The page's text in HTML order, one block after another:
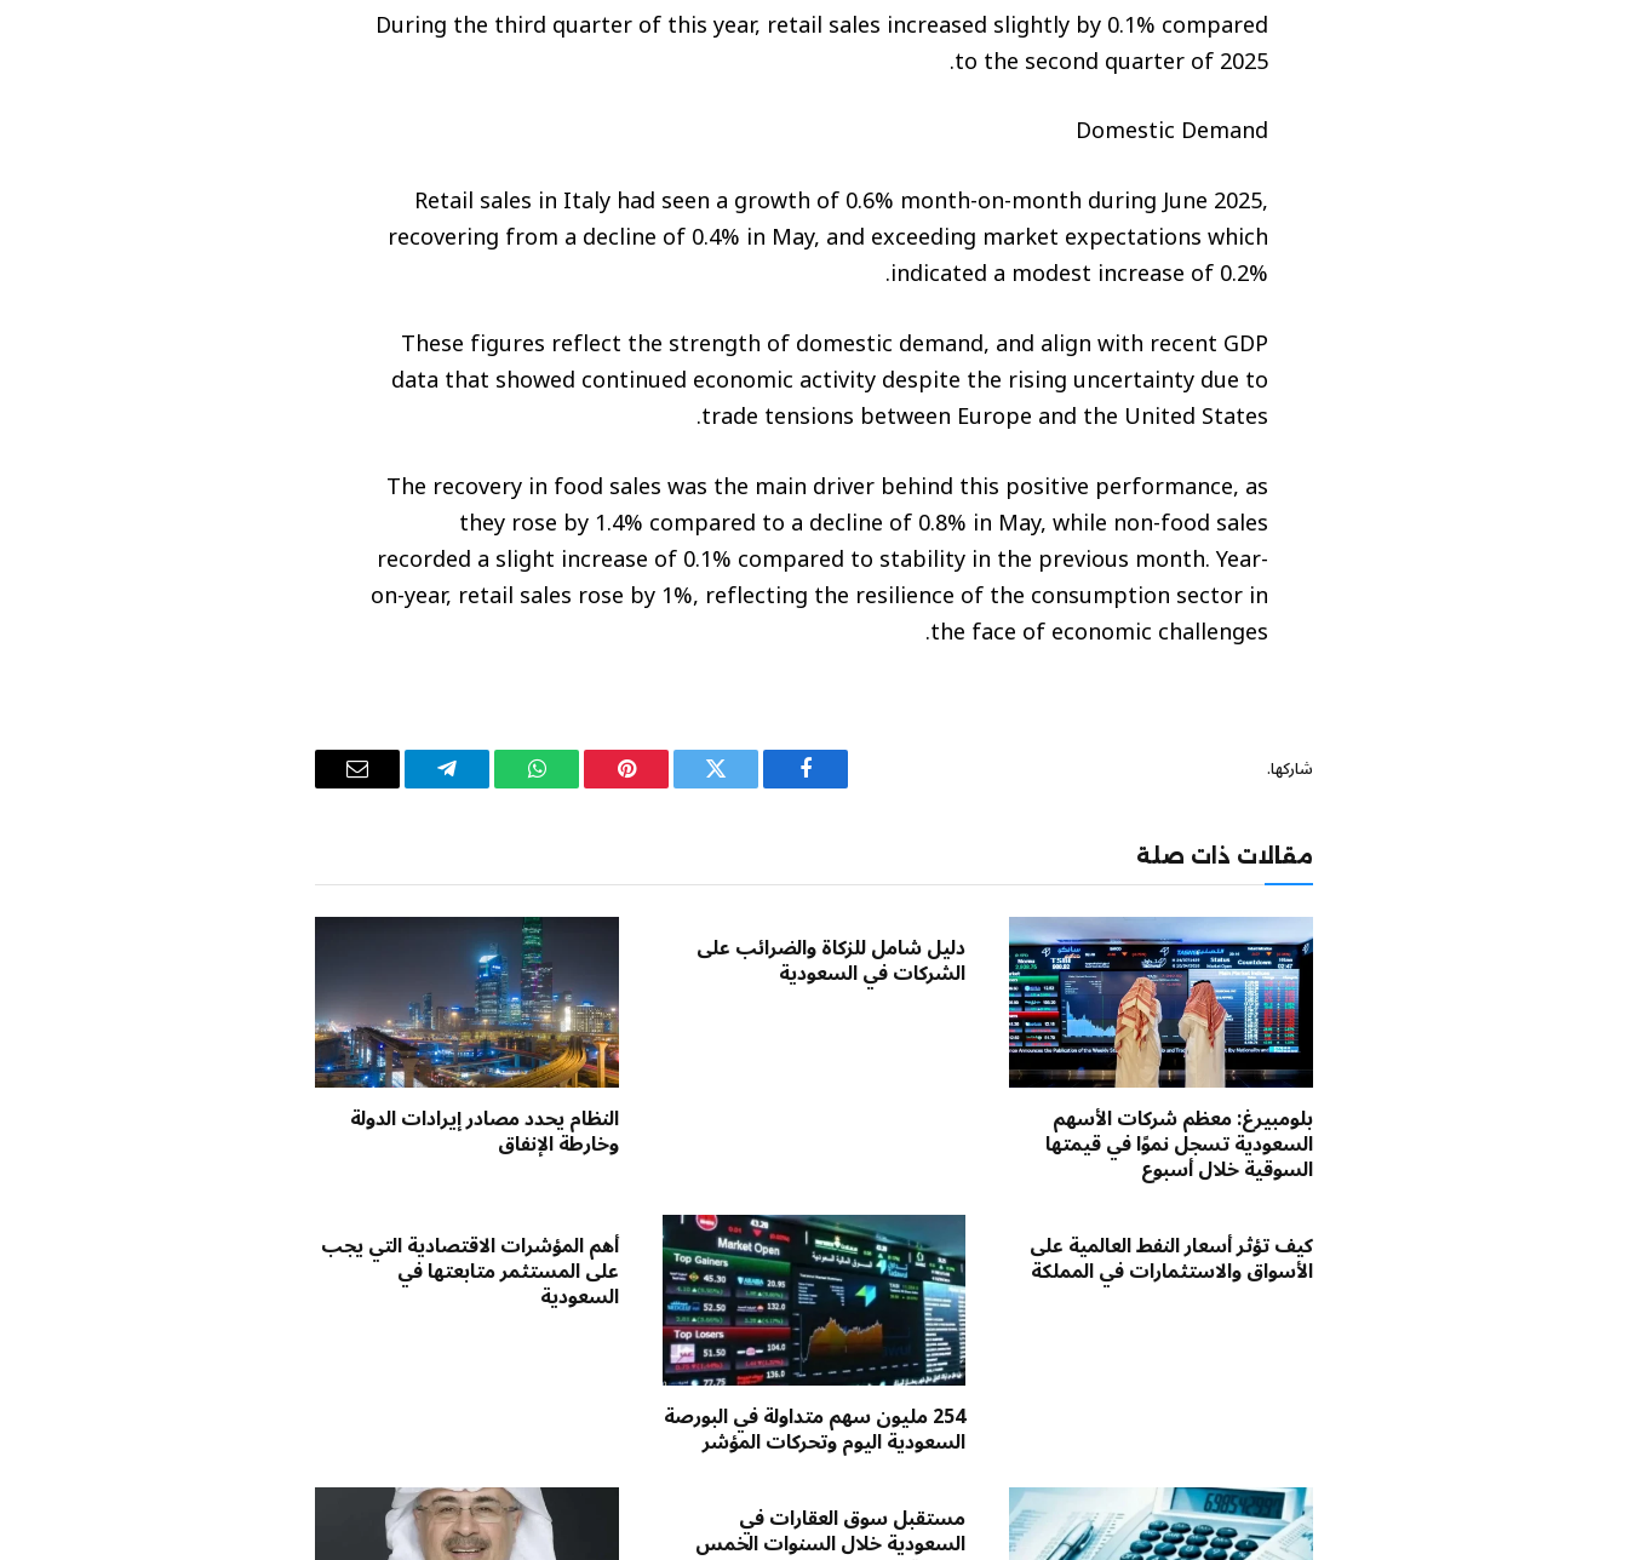
During the third quarter of this year, retail sales increased slightly by 0.1% compared
to the second quarter of 2025.
Domestic Demand
Retail sales in Italy had seen a growth of 0.6% month-on-month during June 2025,
recovering from a decline of 0.4% in May, and exceeding market expectations which
indicated a modest increase of 0.2%.
These figures reflect the strength of domestic demand, and align with recent GDP
data that showed continued economic activity despite the rising uncertainty due to
trade tensions between Europe and the United States.
The recovery in food sales was the main driver behind this positive performance, as
they rose by 1.4% compared to a decline of 0.8% in May, while non-food sales
recorded a slight increase of 0.1% compared to stability in the previous month. Year-
on-year, retail sales rose by 1%, reflecting the resilience of the consumption sector in
the face of economic challenges.
شاركها.
فيسبوك تويتر بينتيريستواتساب تيلقرام
البريد
مقالات ذات صلة
بلومبيرغ: معظم شركات الأسهم
السعودية تسجل نموًا في قيمتها
السوقية خلال أسبوع
دليل شامل للزكاة والضرائب على
الشركات في السعودية
النظام يحدد مصادر إيرادات الدولة
وخارطة الإنفاق
كيف تؤثر أسعار النفط العالمية على
الأسواق والاستثمارات في المملكة
254 مليون سهم متداولة في البورصة
السعودية اليوم وتحركات المؤشر
أهم المؤشرات الاقتصادية التي يجب
على المستثمر متابعتها في
السعودية
مستقبل سوق العقارات في
السعودية خلال السنوات الخمس